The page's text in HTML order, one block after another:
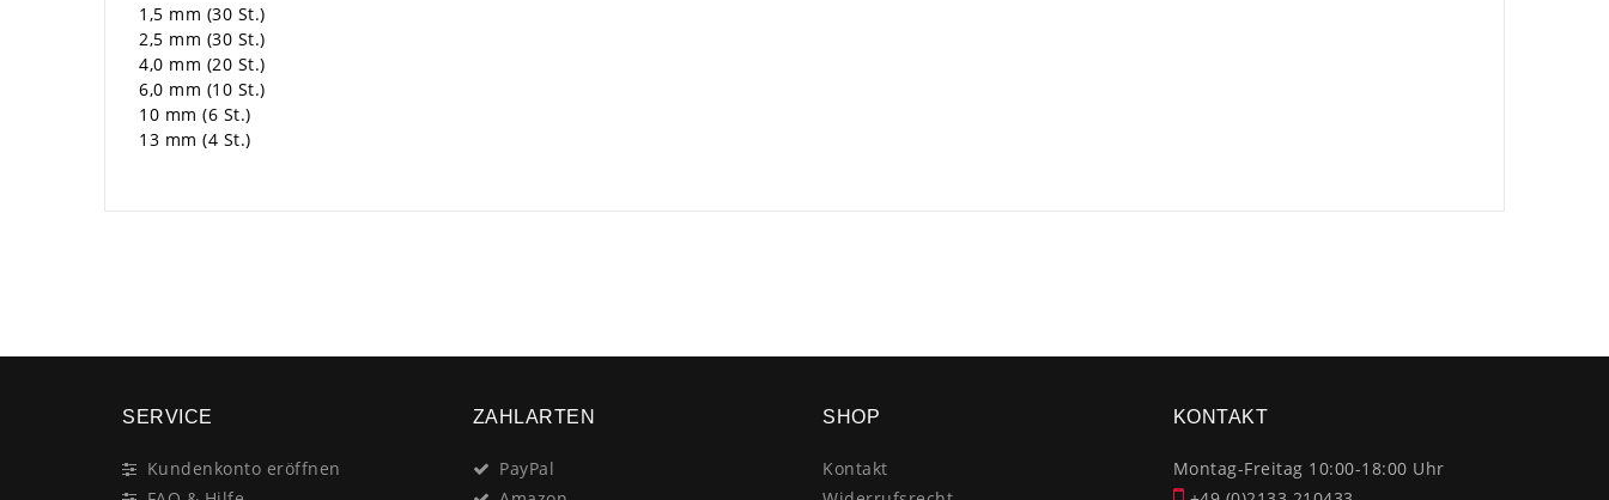
1,5 mm (30 St.)
2,5 mm (30 St.)
4,0 mm (20 St.)
6,0 mm (10 St.)
10 mm (6 St.)
13 mm (4 St.)
SERVICE
Kundenkonto eröffnen
ZAHLARTEN
PayPal
SHOP
Kontakt
KONTAKT
Montag-Freitag 10:00-18:00 Uhr